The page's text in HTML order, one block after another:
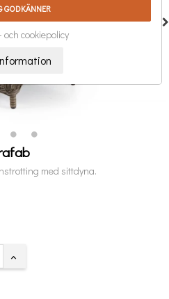
med sittdyna.
och cookiepolicy